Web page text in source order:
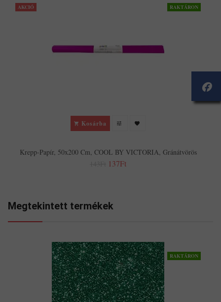
AKCIÓ RAKTÁRON
Kosárba
Krepp-Papír, 50x200 Cm, COOL BY VICTORIA, Gránátvörös
137Ft
Megtekintett termékek
RAKTÁRON